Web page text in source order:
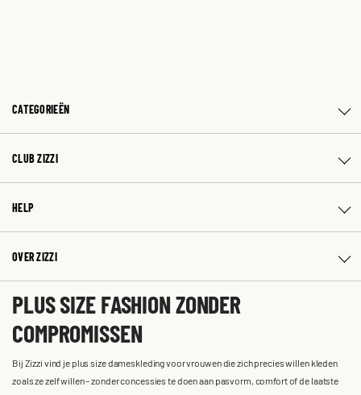
CATEGORIEËN
CLUB ZIZZI
HELP
OVER ZIZZI
PLUS SIZE FASHION ZONDER
COMPROMISSEN
Bij Zizzi vind je plus size dameskleding voor vrouwen die zich precies willen kleden
zoals ze zelf willen – zonder concessies te doen aan pasvorm, comfort of de laatste